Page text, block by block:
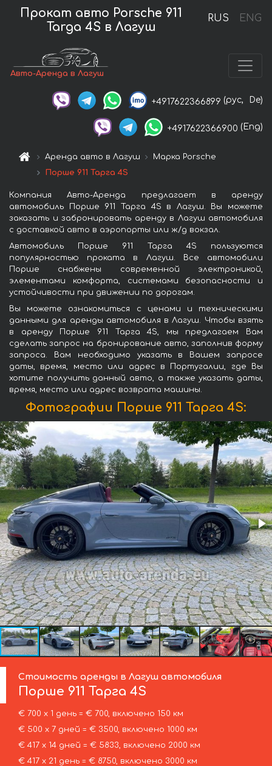
RUS ENG
Прокат авто Porsche 911
Targa 4S в Лагуш
Авто-Аренда в Лагуш
+4917622366899 (рус, De)
+4917622366900 (Eng)
Аренда авто в Лагуш
Марка Porsche
Порше 911 Тарга 4S
Компания Авто-Аренда предлагает в аренду
автомобиль Порше 911 Тарга 4S в Лагуш. Вы можете
заказать и забронировать аренду в Лагуш автомобиля
с доставкой авто в аэропорты или ж/д вокзал.
Автомобиль Порше 911 Тарга 4S пользуются
популярностью проката в Лагуш. Все автомобили
Порше снабжены современной электроникой,
элементами комфорта, системами безопасности и
устойчивости при движении по дорогам.
Вы можете ознакомиться с ценами и техническими
данными для аренды автомобиля в Лагуш. Чтобы взять
в аренду Порше 911 Тарга 4S, мы предлагаем Вам
сделать запрос на бронирование авто, заполнив форму
запроса. Вам необходимо указать в Вашем запросе
даты, время, место или адрес в Португалии, где Вы
хотите получить данный авто, а также указать даты,
время, место или адрес возврата машины.
Фотографии Порше 911 Тарга 4S:
Стоимость аренды в Лагуш автомобиля
Порше 911 Тарга 4S
€ 700 х 1 день = € 700, включено 150 км
€ 500 х 7 дней = € 3500, включено 1000 км
€ 417 х 14 дней = € 5833, включено 2000 км
€ 417 х 21 день = € 8750, включено 3000 км